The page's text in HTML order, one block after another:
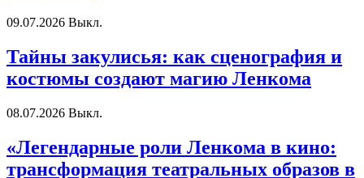
09.07.2026 Выкл.
Тайны закулисья: как сценография и
костюмы создают магию Ленкома
08.07.2026 Выкл.
«Легендарные роли Ленкома в кино:
трансформация театральных образов в